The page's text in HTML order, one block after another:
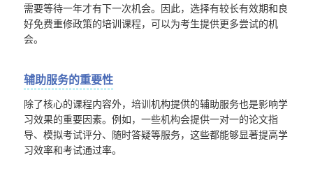
需要等待一年才有下一次机会。因此，选择有较长有效期和良
好免费重修政策的培训课程，可以为考生提供更多尝试的机
会。
辅助服务的重要性
除了核心的课程内容外，培训机构提供的辅助服务也是影响学
习效果的重要因素。例如，一些机构会提供一对一的论文指
导、模拟考试评分、随时答疑等服务，这些都能够显著提高学
习效率和考试通过率。